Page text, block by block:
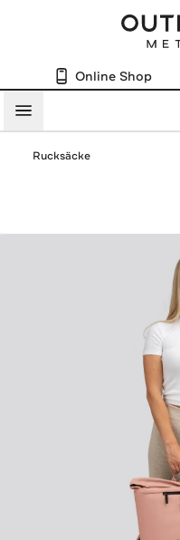
Online Shop
Menü
Rucksäcke